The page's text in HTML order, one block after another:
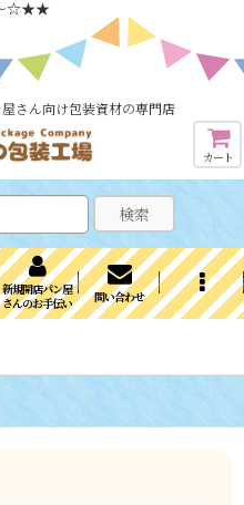
～☆★★
さん向け包装資材の専門店
カート
検索
新規開店パン屋
さんのお手伝い
問い合わせ